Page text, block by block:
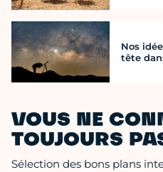
Nos
tête
VOUS NE
TOUJOURS
Sélection des bons plans